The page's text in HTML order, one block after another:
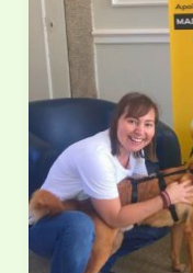
no
Banco
Solidário
Animal